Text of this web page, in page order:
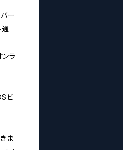
ー
通
ラ
ビ
ま